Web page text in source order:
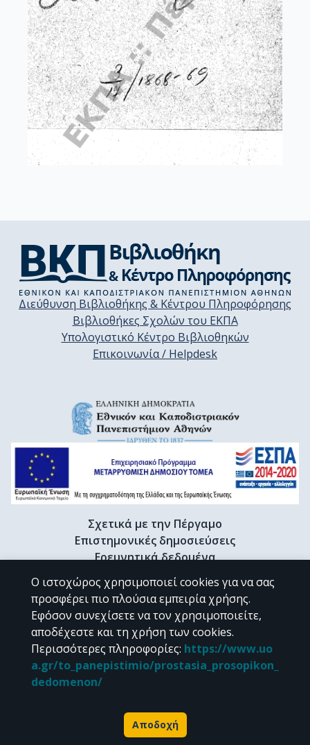
Διεύθυνση Βιβλιοθήκης & Κέντρου Πληροφόρησης
Βιβλιοθήκες Σχολών του ΕΚΠΑ
Υπολογιστικό Κέντρο Βιβλιοθηκών
Επικοινωνία / Helpdesk
Σχετικά με την Πέργαμο
Επιστημονικές δημοσιεύσεις
Ερευνητικά δεδομένα
Διδακτορικές διατριβές & Γκρίζα βιβλιογραφία
Προφίλ Ερευνητή
CC BY-NC 4.0
Εκτός αν αναφέρεται διαφορετικά, το υλικό της "Περγάμου" διατίθεται
Powered by
Ο ιστοχώρος χρησιμοποιεί cookies για να σας
προσφέρει πιο πλούσια εμπειρία χρήσης.
Εφόσον συνεχίσετε να τον χρησιμοποιείτε,
αποδέχεστε και τη χρήση των cookies.
Περισσότερες πληροφορίες: https://www.uo
a.gr/to_panepistimio/prostasia_prosopikon_
dedomenon/
Αποδοχή